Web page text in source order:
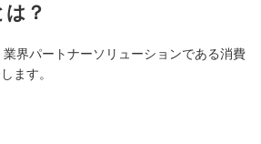
？
業界パートナーソリューションである消費
ます。